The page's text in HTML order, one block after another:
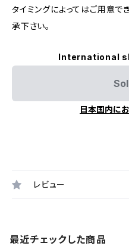
タイミングによってはご用意で
承下さい。
International
日本国内に
レビュー
最近チェックした商品